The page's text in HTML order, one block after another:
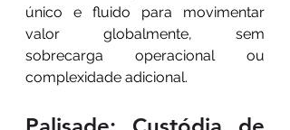
único e fluido para movimentar
valor globalmente, sem
sobrecarga operacional ou
complexidade adicional.